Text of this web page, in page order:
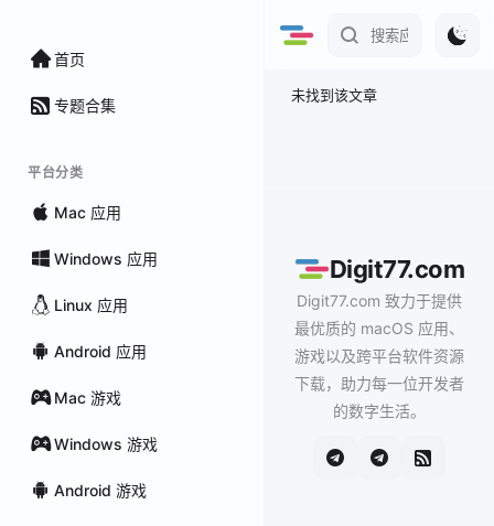
首页
专题合集
平台分类
Mac 应用
Windows 应用
Linux 应用
Android 应用
Mac 游戏
Windows 游戏
Android 游戏
未找到该文章
Digit77.com
Digit77.com 致力于提供
最优质的 macOS 应用、
游戏以及跨平台软件资源
下载，助力每一位开发者
的数字生活。